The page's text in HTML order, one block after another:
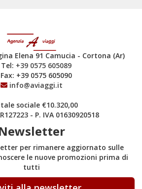
Elena 91 Camucia - Cortona (Ar)
+39 0575 605089
+39 0575 605090
info@aviaggi.it
sociale €10.320,00
- P. IVA 01630920518
per rimanere aggiornato sulle
le nuove promozioni prima di
tutti